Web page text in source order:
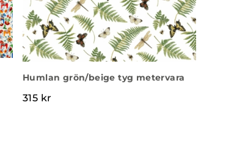
Humlan grön/beige tyg metervara
315 kr